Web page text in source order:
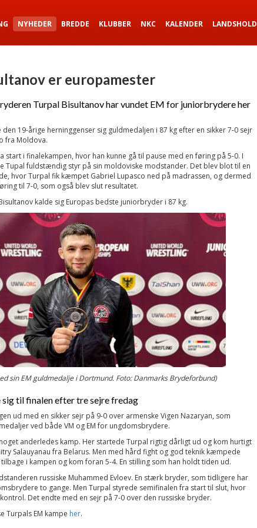
NYHEDER BREDDE KLUBBER NKC KALENDER LANDSHOLD
er europamester
Turpal Bisultanov har vundet EM for juniorbrydere her
19-årige herninggenser sig guldmedaljen i 87 kg efter en sikker 7-0 sejr
fra Moldova.
i finalekampen, hvor han kunne gå til pause med en føring på 5-0. I
Tupal fuldstændig styr på sin moldoviske modstander. Det blev blot til en
hvor Turpal fik kæmpet Gabriel Lupasco ned på madrassen, og dermed
til 7-0, som også blev slut resultatet.
kalde sig Europas bedste juniorbryder i 87 kg.
sin EM guldmedalje i Dortmund. Foto: Danmarks Brydeforbund)
til finalen efter tre sejre fredag
ud med en sikker sejr på 9-0 over armenske Vigen Nazaryan, som
ved både VM og EM for ungdomsbrydere.
anderledes kamp. Her startede Turpal rigtig dårligt ud og kom hurtigt
Salauyanau fra Belarus. Men med hård fight og god teknik kæmpede
i kampen og kom foran 5-4. En stilling som han holdt tiden ud.
russiske Muhammed Evloev. En stærk bryder, som tidligere har
to gange. Men Turpal styrede semifinalen fra start til slut, hvor
Det endte med en sejr på 7-0 over den russiske bryder.
Turpals EM kampe her.